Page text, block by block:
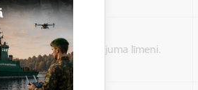
samazinātu pieprasījuma līmeni.